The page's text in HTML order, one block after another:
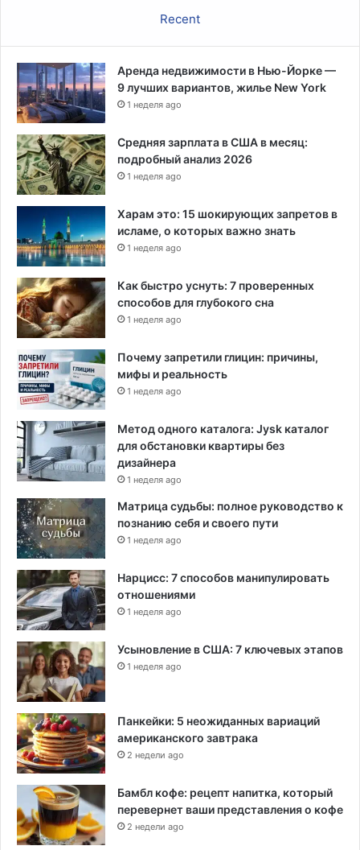
Recent
Аренда недвижимости в Нью-Йорке —
9 лучших вариантов, жилье New York
1 неделя ago
Средняя зарплата в США в месяц:
подробный анализ 2026
1 неделя ago
Харам это: 15 шокирующих запретов в
исламе, о которых важно знать
1 неделя ago
Как быстро уснуть: 7 проверенных
способов для глубокого сна
1 неделя ago
Почему запретили глицин: причины,
мифы и реальность
1 неделя ago
Метод одного каталога: Jysk каталог
для обстановки квартиры без
дизайнера
1 неделя ago
Матрица судьбы: полное руководство к
познанию себя и своего пути
1 неделя ago
Нарцисс: 7 способов манипулировать
отношениями
1 неделя ago
Усыновление в США: 7 ключевых этапов
1 неделя ago
Панкейки: 5 неожиданных вариаций
американского завтрака
2 недели ago
Бамбл кофе: рецепт напитка, который
перевернет ваши представления о кофе
2 недели ago